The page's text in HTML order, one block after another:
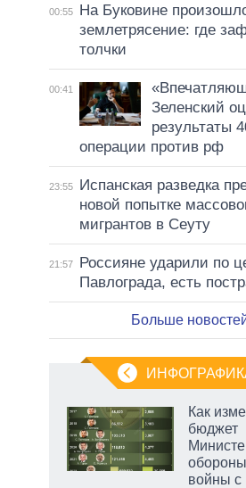
00:55
На Буковине
землетрясение: где
толчки
00:41
Зеленский
результаты
операции против рф
23:55
Испанская разведка
новой попытке
мигрантов в Сеуту
21:57
Россияне ударили по
Павлограда, есть
Больше
Как
бюджет
войны с